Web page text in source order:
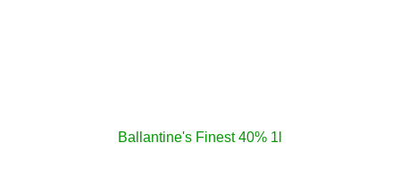
Ballantine's Finest 40% 1l